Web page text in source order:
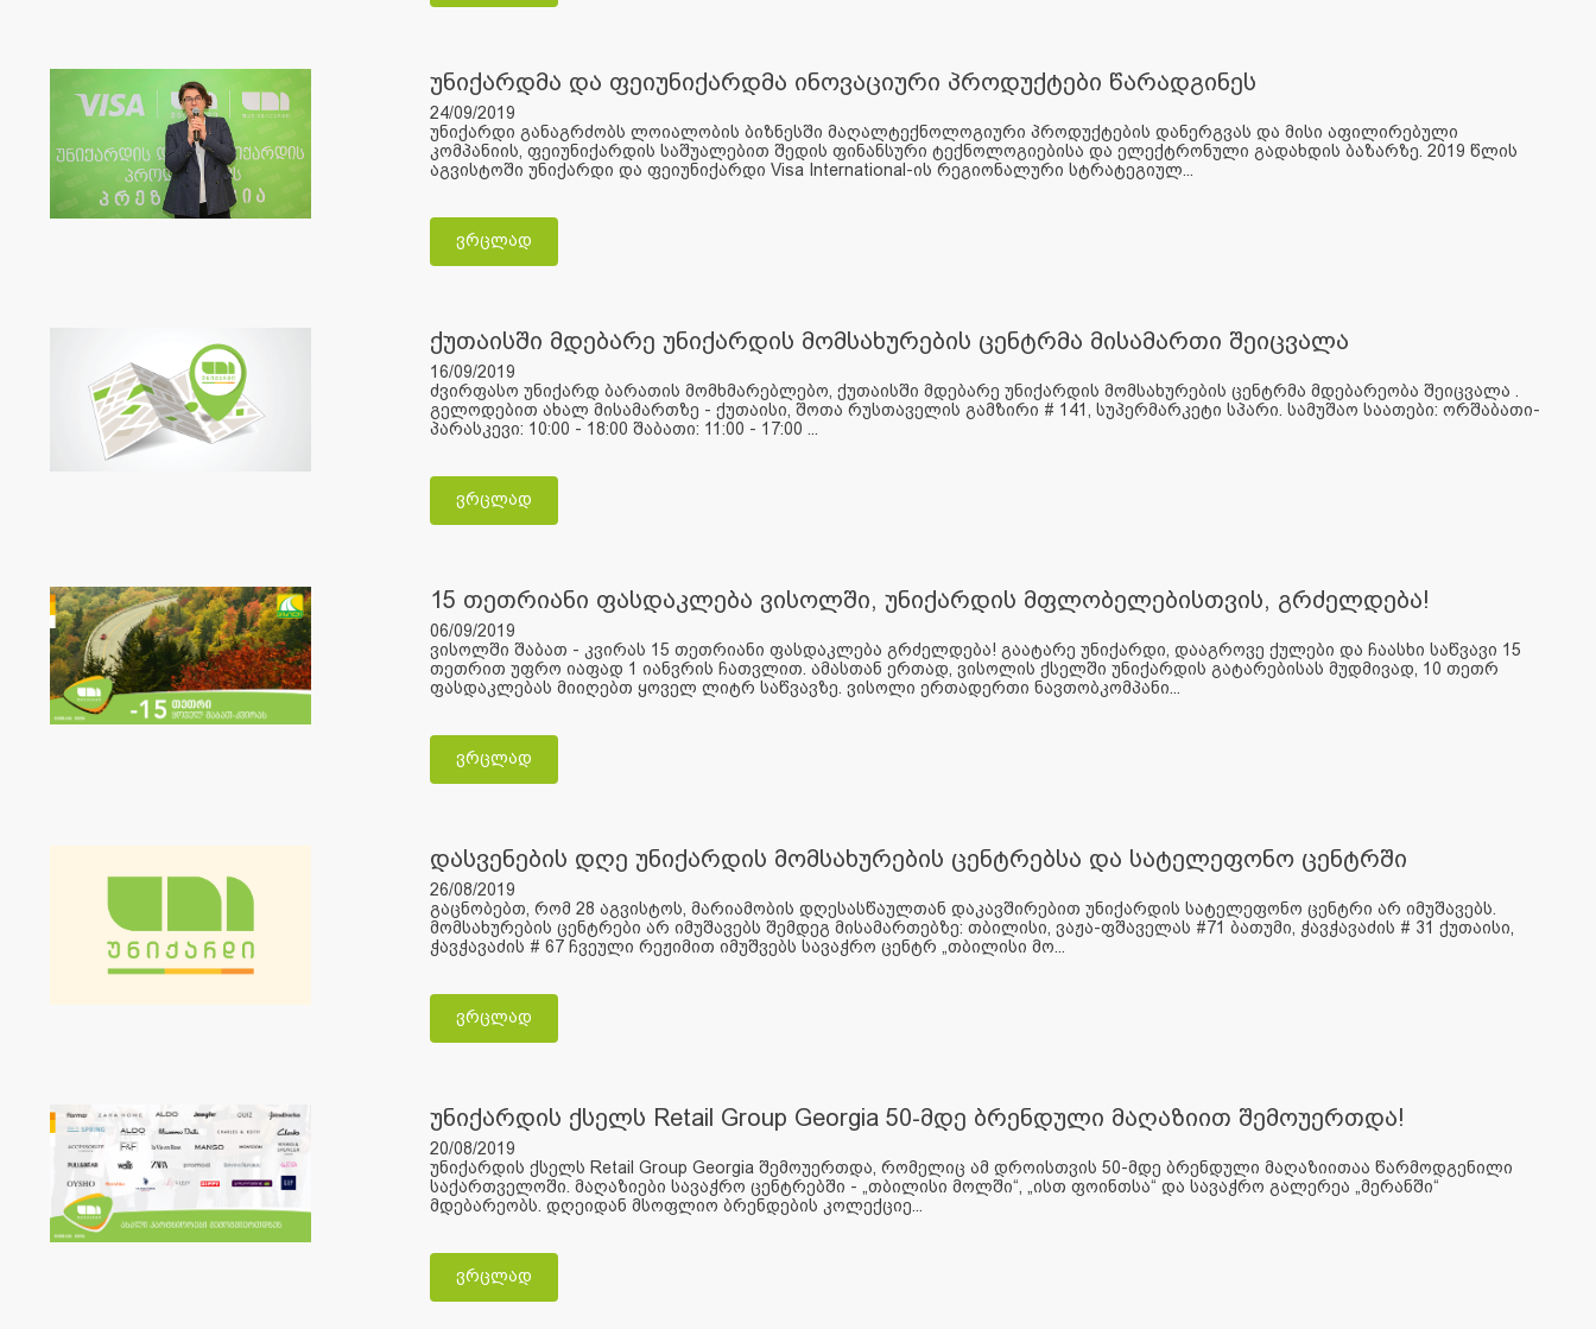
უნიქარდმა და ფეიუნიქარდმა ინოვაციური პროდუქტები წარადგინეს
24/09/2019
უნიქარდი განაგრძობს ლოიალობის ბიზნესში მაღალტექნოლოგიური პროდუქტების დანერგვას და მისი აფილირებული
კომპანიის, ფეიუნიქარდის საშუალებით შედის ფინანსური ტექნოლოგიებისა და ელექტრონული გადახდის ბაზარზე. 2019 წლის
აგვისტოში უნიქარდი და ფეიუნიქარდი Visa International-ის რეგიონალური სტრატეგიულ...
ვრცლად
ქუთაისში მდებარე უნიქარდის მომსახურების ცენტრმა მისამართი შეიცვალა
16/09/2019
ძვირფასო უნიქარდ ბარათის მომხმარებლებო, ქუთაისში მდებარე უნიქარდის მომსახურების ცენტრმა მდებარეობა შეიცვალა .
გელოდებით ახალ მისამართზე - ქუთაისი, შოთა რუსთაველის გამზირი # 141, სუპერმარკეტი სპარი. სამუშაო საათები: ორშაბათი-
პარასკევი: 10:00 - 18:00 შაბათი: 11:00 - 17:00 ...
ვრცლად
15 თეთრიანი ფასდაკლება ვისოლში, უნიქარდის მფლობელებისთვის, გრძელდება!
06/09/2019
ვისოლში შაბათ - კვირას 15 თეთრიანი ფასდაკლება გრძელდება! გაატარე უნიქარდი, დააგროვე ქულები და ჩაასხი საწვავი 15
თეთრით უფრო იაფად 1 იანვრის ჩათვლით. ამასთან ერთად, ვისოლის ქსელში უნიქარდის გატარებისას მუდმივად, 10 თეთრ
ფასდაკლებას მიიღებთ ყოველ ლიტრ საწვავზე. ვისოლი ერთადერთი ნავთობკომპანი...
ვრცლად
დასვენების დღე უნიქარდის მომსახურების ცენტრებსა და სატელეფონო ცენტრში
26/08/2019
გაცნობებთ, რომ 28 აგვისტოს, მარიამობის დღესასწაულთან დაკავშირებით უნიქარდის სატელეფონო ცენტრი არ იმუშავებს.
მომსახურების ცენტრები არ იმუშავებს შემდეგ მისამართებზე: თბილისი, ვაჟა-ფშაველას #71 ბათუმი, ჭავჭავაძის # 31 ქუთაისი,
ჭავჭავაძის # 67 ჩვეული რეჟიმით იმუშვებს სავაჭრო ცენტრ „თბილისი მო...
ვრცლად
უნიქარდის ქსელს Retail Group Georgia 50-მდე ბრენდული მაღაზიით შემოუერთდა!
20/08/2019
უნიქარდის ქსელს Retail Group Georgia შემოუერთდა, რომელიც ამ დროისთვის 50-მდე ბრენდული მაღაზიითაა წარმოდგენილი
საქართველოში. მაღაზიები სავაჭრო ცენტრებში - „თბილისი მოლში“, „ისთ ფოინთსა“ და სავაჭრო გალერეა „მერანში“
მდებარეობს. დღეიდან მსოფლიო ბრენდების კოლექციე...
ვრცლად